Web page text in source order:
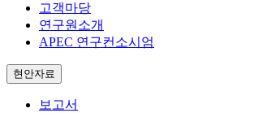
고객마당
연구원소개
APEC 연구컨소시엄
현안자료
보고서